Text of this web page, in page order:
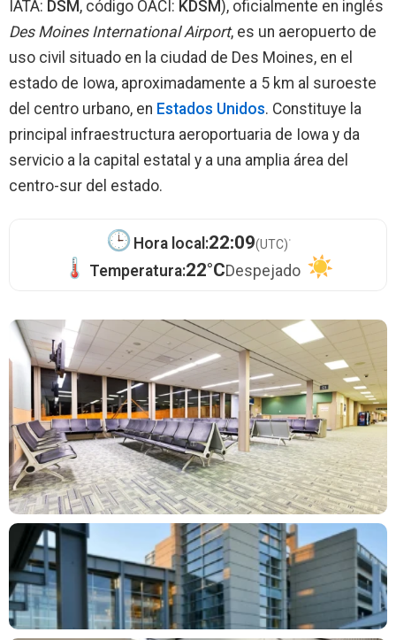
IATA: DSM , código OACI: KDSM ), oficialmente en inglés
Des Moines International Airport, es un aeropuerto de
uso civil situado en la ciudad de Des Moines, en el
estado de Iowa, aproximadamente a 5 km al suroeste
del centro urbano, en Estados Unidos. Constituye la
principal infraestructura aeroportuaria de Iowa y da
servicio a la capital estatal y a una amplia área del
centro-sur del estado.
Hora local:22:09(UTC)·
Temperatura:22°CDespejado